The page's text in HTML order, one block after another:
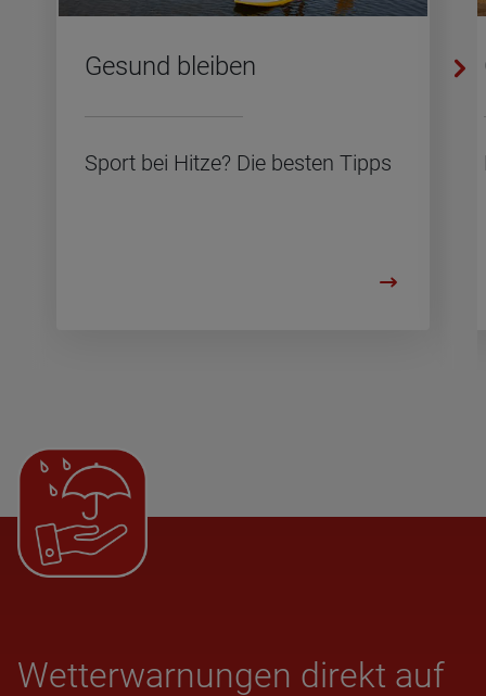
Ge­sund blei­ben
Sport bei Hitze? Die bes­ten Tipps
Wet­ter­war­nun­gen direkt auf